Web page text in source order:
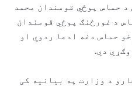
د حماس پوځي قومندان محمد
د غورځنګ پوځي قومندان
حماس دغه ادعا ردوي او
دي.
د وزارت په بیانیه کی